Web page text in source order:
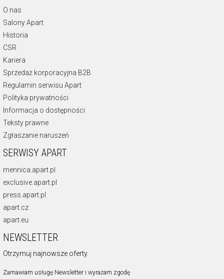
O nas
Salony Apart
Historia
CSR
Kariera
Sprzedaż korporacyjna B2B
Regulamin serwisu Apart
Polityka prywatności
Informacja o dostępności
Teksty prawne
Zgłaszanie naruszeń
SERWISY APART
mennica.apart.pl
exclusive.apart.pl
press.apart.pl
apart.cz
apart.eu
NEWSLETTER
Otrzymuj najnowsze oferty.
Zamawiam usługę Newsletter i wyrażam zgodę